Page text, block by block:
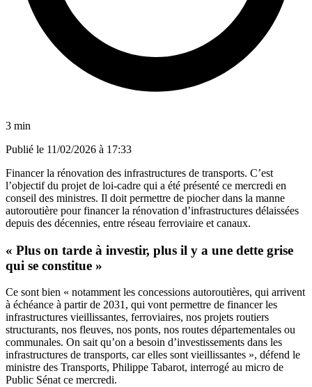
3 min
Publié le 11/02/2026 à 17:33
Financer la rénovation des infrastructures de transports. C’est
l’objectif du projet de loi-cadre qui a été présenté ce mercredi en
conseil des ministres. Il doit permettre de piocher dans la manne
autoroutière pour financer la rénovation d’infrastructures délaissées
depuis des décennies, entre réseau ferroviaire et canaux.
« Plus on tarde à investir, plus il y a une dette grise
qui se constitue »
Ce sont bien « notamment les concessions autoroutières, qui arrivent
à échéance à partir de 2031, qui vont permettre de financer les
infrastructures vieillissantes, ferroviaires, nos projets routiers
structurants, nos fleuves, nos ponts, nos routes départementales ou
communales. On sait qu’on a besoin d’investissements dans les
infrastructures de transports, car elles sont vieillissantes », défend le
ministre des Transports, Philippe Tabarot, interrogé au micro de
Public Sénat ce mercredi.